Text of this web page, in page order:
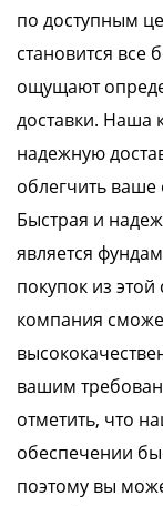
по доступным
становится все
ощущают
доставки. Наша
надежную
облегчить
Быстрая и
является
покупок из
компания
вашим
отметить, что
обеспечении
поэтому вы